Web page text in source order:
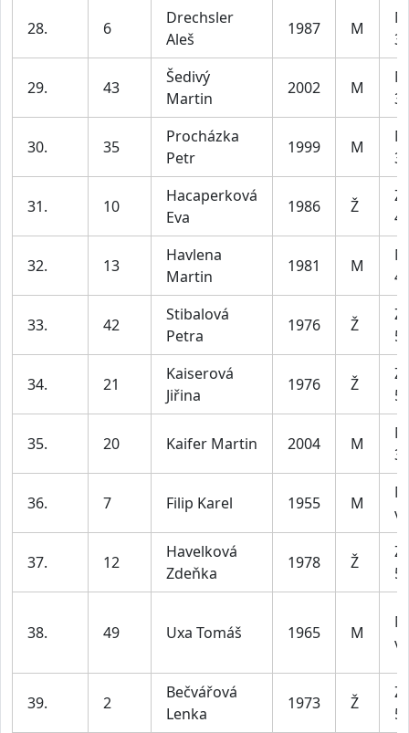
28. 6
Drechsler
Aleš
1987 M
29. 43
Šedivý
Martin
2002 M
30. 35
Procházka
Petr
1999 M
31. 10
Hacaperková
Eva
1986 Ž
32. 13
Havlena
Martin
1981 M
33. 42
Stibalová
Petra
1976 Ž
34. 21
Kaiserová
Jiřina
1976 Ž
35. 20 Kaifer Martin 2004 M
36. 7 Filip Karel 1955 M
37. 12
Havelková
Zdeňka
1978 Ž
38. 49 Uxa Tomáš 1965 M
39. 2
Bečvářová
Lenka
1973 Ž